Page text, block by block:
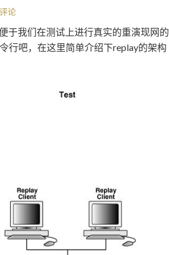
论
于我们在测试上进行真实的重演现网的
行吧，在这里简单介绍下replay的架构